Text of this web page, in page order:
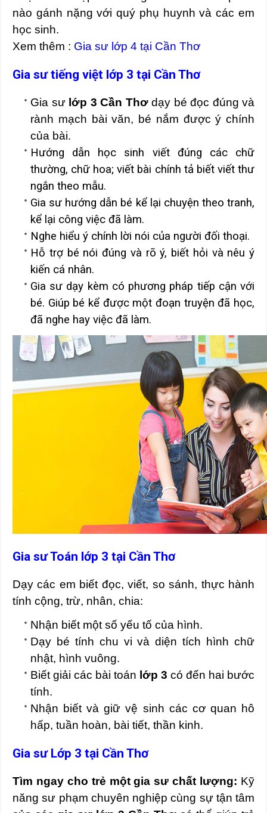
nào gánh nặng với quý phụ huynh và các em
học sinh.
Xem thêm : Gia sư lớp 4 tại Cần Thơ
Gia sư tiếng việt lớp 3 tại Cần Thơ
Gia sư lớp 3 Cần Thơ dạy bé đọc đúng và
rành mạch bài văn, bé nắm được ý chính
của bài.
Hướng dẫn học sinh viết đúng các chữ
thường, chữ hoa; viết bài chính tả biết viết thư
ngắn theo mẫu.
Gia sư hướng dẫn bé kể lại chuyện theo tranh,
kể lại công việc đã làm.
Nghe hiểu ý chính lời nói của người đối thoại.
Hỗ trợ bé nói đúng và rõ ý, biết hỏi và nêu ý
kiến cá nhân.
Gia sư dạy kèm có phương pháp tiếp cận với
bé. Giúp bé kể được một đoạn truyện đã học,
đã nghe hay việc đã làm.
Gia sư Toán lớp 3 tại Cần Thơ
Dạy các em biết đọc, viết, so sánh, thực hành
tính cộng, trừ, nhân, chia:
Nhận biết một số yếu tố của hình.
Dạy bé tính chu vi và diện tích hình chữ
nhật, hình vuông.
Biết giải các bài toán lớp 3 có đến hai bước
tính.
Nhận biết và giữ vệ sinh các cơ quan hô
hấp, tuần hoàn, bài tiết, thần kinh.
Gia sư Lớp 3 tại Cần Thơ
Tìm ngay cho trẻ một gia sư chất lượng: Kỹ
năng sư phạm chuyên nghiệp cùng sự tận tâm